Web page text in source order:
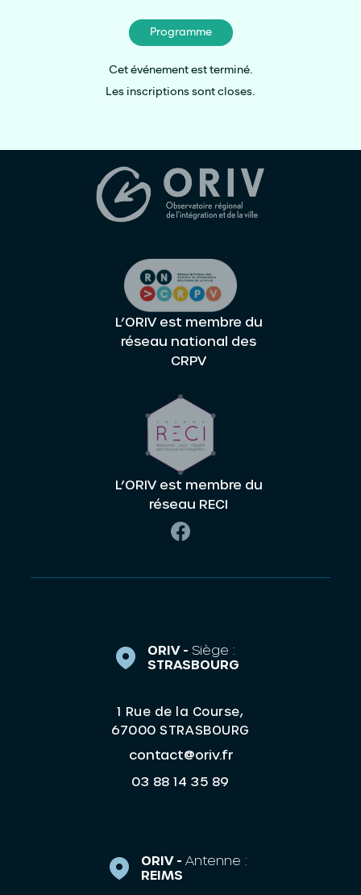
Programme
Cet événement est terminé.
Les inscriptions sont closes.
L’ORIV est membre du
réseau national des
CRPV
L’ORIV est membre du
réseau RECI
ORIV - Siège :
STRASBOURG
1 Rue de la Course,
67000 STRASBOURG
contact@oriv.fr
03 88 14 35 89
ORIV - Antenne :
REIMS